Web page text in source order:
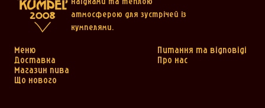
наїдками та теплою
атмосферою для зустрічей із
кумпелями.
Меню
Доставка
Магазин пива
Що нового
Питання та відповіді
Про нас